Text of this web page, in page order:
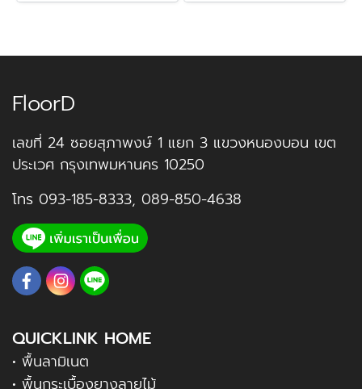
FloorD
เลขที่ 24 ซอยสุภาพงษ์ 1 แยก 3 แขวงหนองบอน เขต
ประเวศ กรุงเทพมหานคร 10250
โทร 093-185-8333, 089-850-4638
QUICKLINK HOME
• พื้นลามิเนต
• พื้นกระเบื้องยางลายไม้